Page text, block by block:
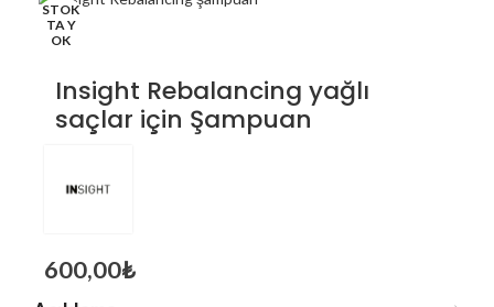
STOK
TA Y
OK
Insight Rebalancing yağlı
saçlar için Şampuan
600,00₺